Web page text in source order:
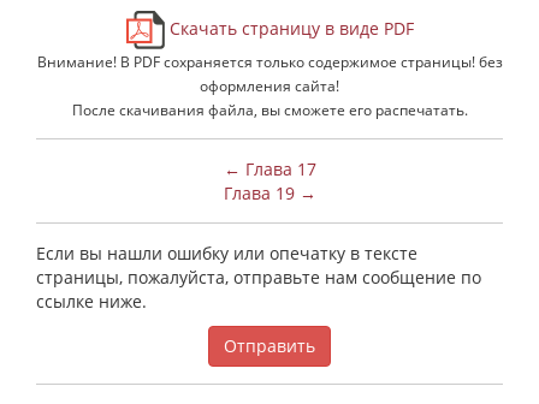
Скачать страницу в виде PDF
Внимание! В PDF сохраняется только содержимое страницы! без
оформления сайта!
После скачивания файла, вы сможете его распечатать.
← Глава 17
Глава 19 →
Если вы нашли ошибку или опечатку в тексте
страницы, пожалуйста, отправьте нам сообщение по
ссылке ниже.
Отправить